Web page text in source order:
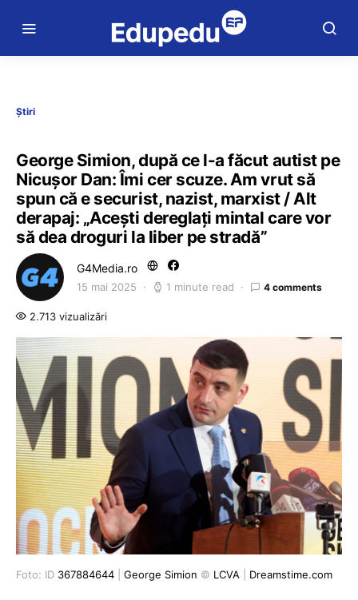
Știri
George Simion, după ce l-a făcut autist pe
Nicușor Dan: Îmi cer scuze. Am vrut să
spun că e securist, nazist, marxist / Alt
derapaj: „Acești dereglați mintal care vor
să dea droguri la liber pe stradă”
G4Media.ro
15 mai 2025 1 minute read 4 comments
2.713 vizualizări
Foto: ID 367884644 George Simion © LCVA Dreamstime.com